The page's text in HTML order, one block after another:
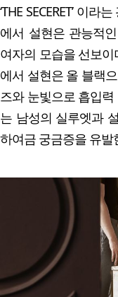
‘THE SECERET’ 이
에서 설현은 관능적
여자의 모습을 선보
에서 설현은 올 블랙
즈와 눈빛으로 흡입
는 남성의 실루엣과
하여금 궁금증을 유발